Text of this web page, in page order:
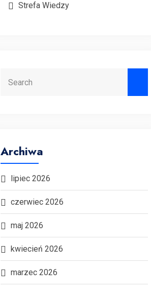
Strefa Wiedzy
Archiwa
lipiec 2026
czerwiec 2026
maj 2026
kwiecień 2026
marzec 2026